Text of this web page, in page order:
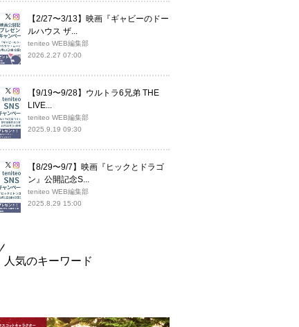
【2/27〜3/13】映画『ギャビーのドー
ルハウス ザ...
teniteo WEB編集部
2026.2.27 07:00
【9/19〜9/28】ウルトラ6兄弟 THE
LIVE...
teniteo WEB編集部
2025.9.19 09:30
【8/29〜9/7】映画『ヒックとドラゴ
ン』公開記念S...
teniteo WEB編集部
2025.8.29 15:00
人気のキーワード